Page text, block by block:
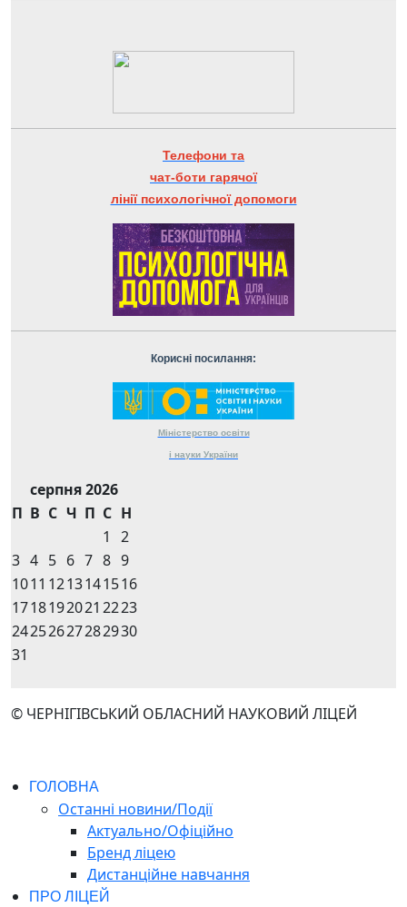
Телефони та
чат-боти гарячої
лінії психологічної допомоги
Корисні посилання:
Міністерство освіти
і науки України
серпня 2026
П В С Ч П С Н
1
2
3 4 5 6 7 8 9
1011 1213141516
1718192021 2223
24252627282930
31
© ЧЕРНІГІВСЬКИЙ ОБЛАСНИЙ НАУКОВИЙ ЛІЦЕЙ
ГОЛОВНА
Останні новини/Події
Актуально/Офіційно
Бренд ліцею
Дистанційне навчання
ПРО ЛІЦЕЙ